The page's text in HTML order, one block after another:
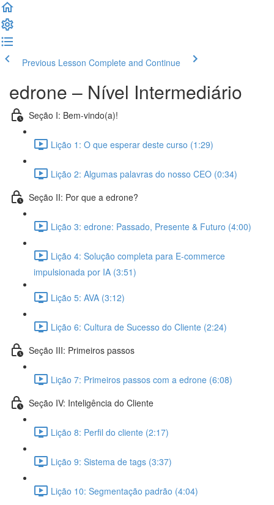
Previous Lesson Complete and Continue
edrone – Nível Intermediário
Seção I: Bem-vindo(a)!
Lição 1: O que esperar deste curso (1:29)
Lição 2: Algumas palavras do nosso CEO (0:34)
Seção II: Por que a edrone?
Lição 3: edrone: Passado, Presente & Futuro (4:00)
Lição 4: Solução completa para E-commerce
impulsionada por IA (3:51)
Lição 5: AVA (3:12)
Lição 6: Cultura de Sucesso do Cliente (2:24)
Seção III: Primeiros passos
Lição 7: Primeiros passos com a edrone (6:08)
Seção IV: Inteligência do Cliente
Lição 8: Perfil do cliente (2:17)
Lição 9: Sistema de tags (3:37)
Lição 10: Segmentação padrão (4:04)